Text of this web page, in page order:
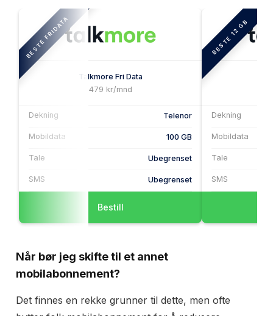
Talkmore Fri Data
479 kr/mnd
Dekning Telenor
Mobildata 100 GB
Tale Ubegrenset
SMS Ubegrenset
Bestill
BESTE FRIDATA
Dekning
Mobildata
Tale
SMS
BESTE 12 GB
Når bør jeg skifte til et annet
mobilabonnement?
Det finnes en rekke grunner til dette, men ofte